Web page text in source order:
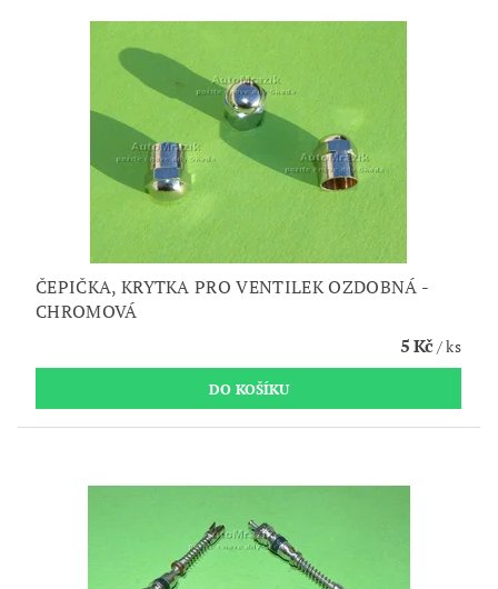
ČEPIČKA, KRYTKA PRO VENTILEK OZDOBNÁ -
CHROMOVÁ
5 Kč/ ks